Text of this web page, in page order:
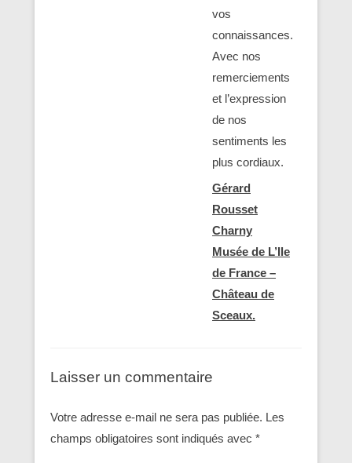
vos
connaissances.
Avec nos
remerciements
et l’expression
de nos
sentiments les
plus cordiaux.
Gérard
Rousset
Charny
Musée de L’Ile
de France –
Château de
Sceaux.
Laisser un commentaire
Votre adresse e-mail ne sera pas publiée. Les
champs obligatoires sont indiqués avec *